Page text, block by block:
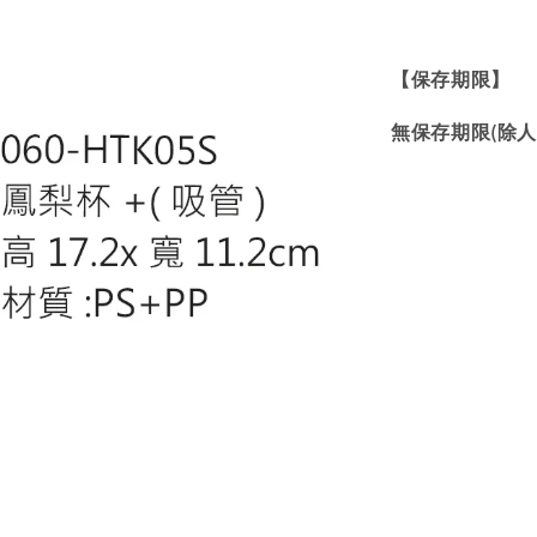
【保存期限】
無保存期限(除